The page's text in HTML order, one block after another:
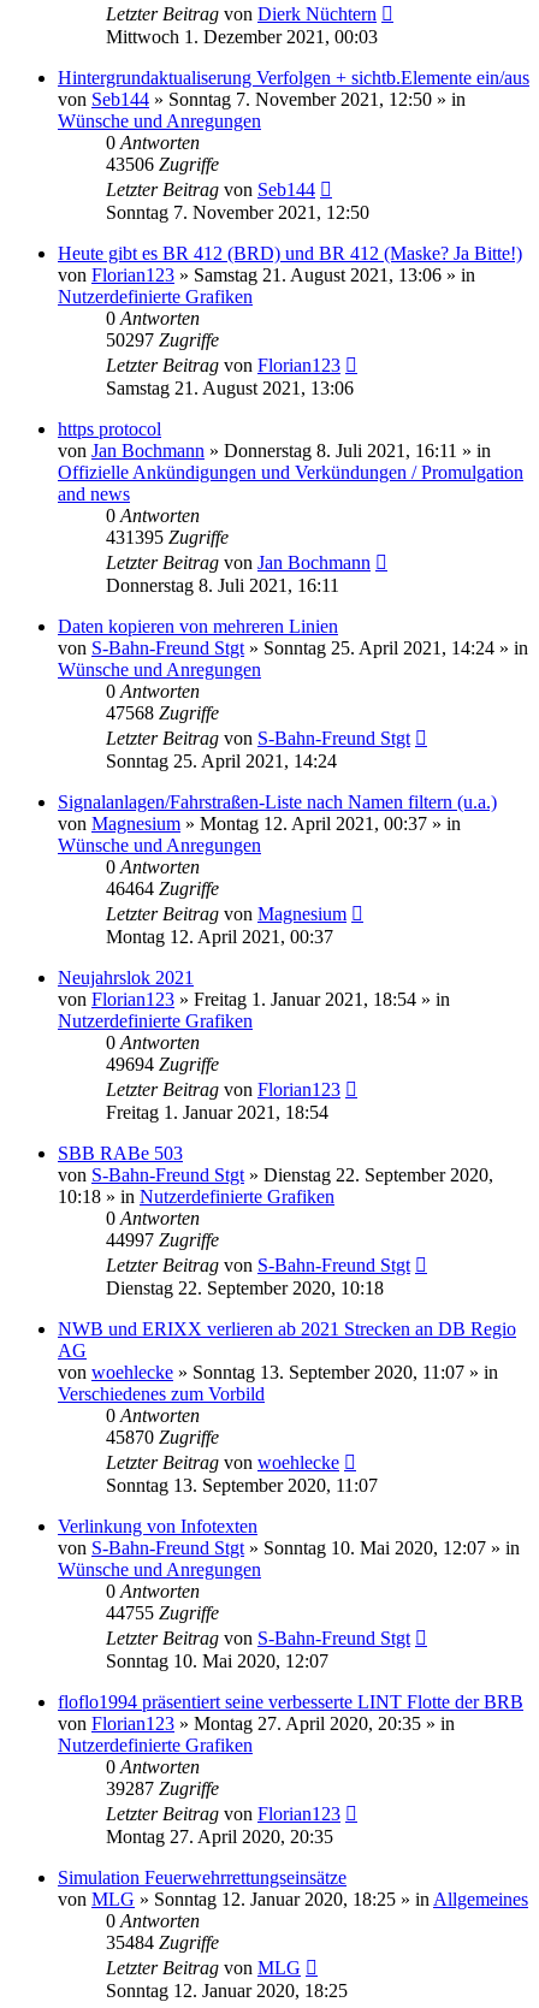
Letzter Beitrag von Dierk Nüchtern
Mittwoch 1. Dezember 2021, 00:03
Hintergrundaktualiserung Verfolgen + sichtb.Elemente ein/aus
von Seb144 » Sonntag 7. November 2021, 12:50 » in
Wünsche und Anregungen
0 Antworten
43506 Zugriffe
Letzter Beitrag von Seb144
Sonntag 7. November 2021, 12:50
Heute gibt es BR 412 (BRD) und BR 412 (Maske? Ja Bitte!)
von Florian123 » Samstag 21. August 2021, 13:06 » in
Nutzerdefinierte Grafiken
0 Antworten
50297 Zugriffe
Letzter Beitrag von Florian123
Samstag 21. August 2021, 13:06
https protocol
von Jan Bochmann » Donnerstag 8. Juli 2021, 16:11 » in
Offizielle Ankündigungen und Verkündungen / Promulgation
and news
0 Antworten
431395 Zugriffe
Letzter Beitrag von Jan Bochmann
Donnerstag 8. Juli 2021, 16:11
Daten kopieren von mehreren Linien
von S-Bahn-Freund Stgt » Sonntag 25. April 2021, 14:24 » in
Wünsche und Anregungen
0 Antworten
47568 Zugriffe
Letzter Beitrag von S-Bahn-Freund Stgt
Sonntag 25. April 2021, 14:24
Signalanlagen/Fahrstraßen-Liste nach Namen filtern (u.a.)
von Magnesium » Montag 12. April 2021, 00:37 » in
Wünsche und Anregungen
0 Antworten
46464 Zugriffe
Letzter Beitrag von Magnesium
Montag 12. April 2021, 00:37
Neujahrslok 2021
von Florian123 » Freitag 1. Januar 2021, 18:54 » in
Nutzerdefinierte Grafiken
0 Antworten
49694 Zugriffe
Letzter Beitrag von Florian123
Freitag 1. Januar 2021, 18:54
SBB RABe 503
von S-Bahn-Freund Stgt » Dienstag 22. September 2020,
10:18 » in Nutzerdefinierte Grafiken
0 Antworten
44997 Zugriffe
Letzter Beitrag von S-Bahn-Freund Stgt
Dienstag 22. September 2020, 10:18
NWB und ERIXX verlieren ab 2021 Strecken an DB Regio
AG
von woehlecke » Sonntag 13. September 2020, 11:07 » in
Verschiedenes zum Vorbild
0 Antworten
45870 Zugriffe
Letzter Beitrag von woehlecke
Sonntag 13. September 2020, 11:07
Verlinkung von Infotexten
von S-Bahn-Freund Stgt » Sonntag 10. Mai 2020, 12:07 » in
Wünsche und Anregungen
0 Antworten
44755 Zugriffe
Letzter Beitrag von S-Bahn-Freund Stgt
Sonntag 10. Mai 2020, 12:07
floflo1994 präsentiert seine verbesserte LINT Flotte der BRB
von Florian123 » Montag 27. April 2020, 20:35 » in
Nutzerdefinierte Grafiken
0 Antworten
39287 Zugriffe
Letzter Beitrag von Florian123
Montag 27. April 2020, 20:35
Simulation Feuerwehrrettungseinsätze
von MLG » Sonntag 12. Januar 2020, 18:25 » in Allgemeines
0 Antworten
35484 Zugriffe
Letzter Beitrag von MLG
Sonntag 12. Januar 2020, 18:25